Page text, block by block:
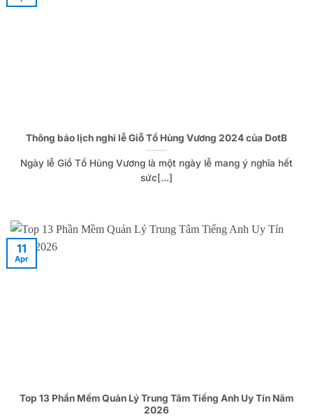
Thông báo lịch nghỉ lễ Giỗ Tổ Hùng Vương 2024 của DotB
Ngày lễ Giổ Tổ Hùng Vương là một ngày lễ mang ý nghĩa hết
sức[...]
Top 13 Phần Mềm Quản Lý Trung Tâm Tiếng Anh Uy Tín Năm
2026
11
Apr